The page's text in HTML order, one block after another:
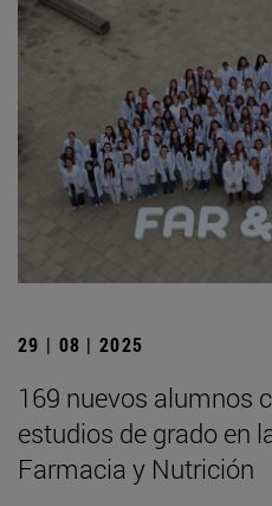
29 | 08 | 2025
169 nuevos alumnos
estudios de grado en
Farmacia y Nutrición